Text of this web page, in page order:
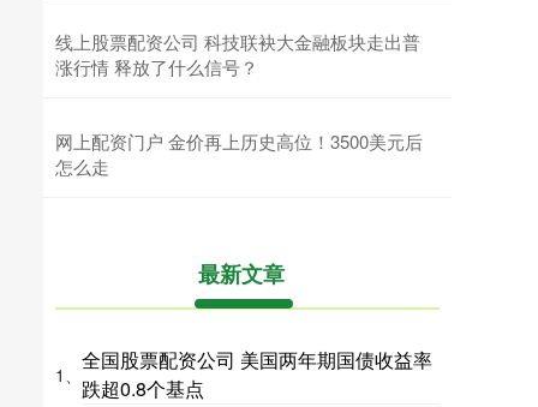
线上股票配资公司 科技联袂大金融板块走出普
涨行情 释放了什么信号？
网上配资门户 金价再上历史高位！3500美元后
怎么走
最新文章
1、
全国股票配资公司 美国两年期国债收益率
跌超0.8个基点